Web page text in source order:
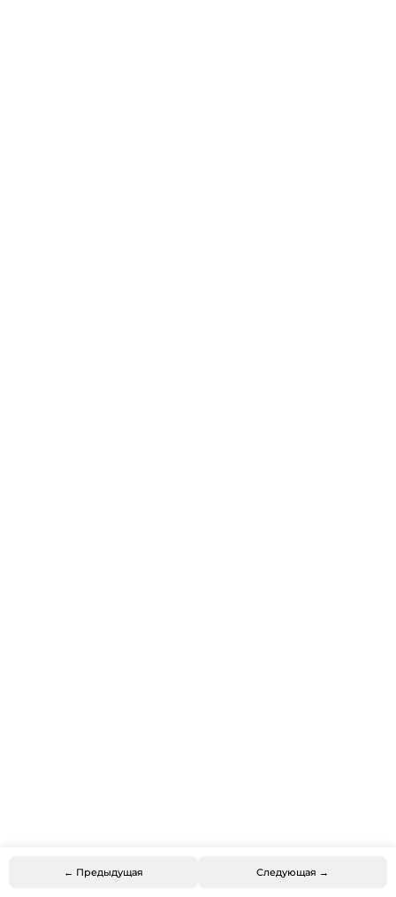
← Предыдущая Следующая →